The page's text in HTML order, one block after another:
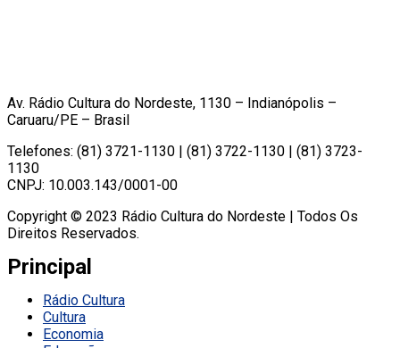
Av. Rádio Cultura do Nordeste, 1130 – Indianópolis –
Caruaru/PE – Brasil
Telefones: (81) 3721-1130 | (81) 3722-1130 | (81) 3723-
1130
CNPJ: 10.003.143/0001-00
Copyright © 2023 Rádio Cultura do Nordeste | Todos Os
Direitos Reservados.
Principal
Rádio Cultura
Cultura
Economia